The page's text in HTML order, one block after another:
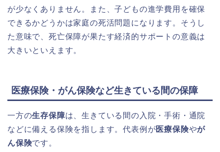
が少なくありません。また、子どもの進学費用を確保
できるかどうかは家庭の死活問題になります。そうし
た意味で、死亡保障が果たす経済的サポートの意義は
大きいといえます。
医療保険・がん保険など生きている間の保障
一方の生存保障は、生きている間の入院・手術・通院
などに備える保険を指します。代表例が医療保険やが
ん保険です。